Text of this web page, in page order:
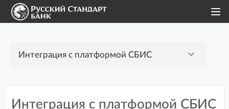
Модули для CMS
Интеграция с платформой СБИС